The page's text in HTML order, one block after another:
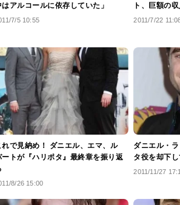
はアルコールに依存していた」
7/5 10:55
ト、巨額の
2011/7/22
れで見納め！ ダニエル、エマ、ル
ートが『ハリポタ』最終章を振り返
8/26 15:00
ダニエル・
タ役を却下
2011/11/27